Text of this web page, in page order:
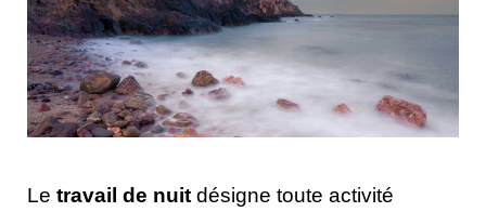
Le travail de nuit désigne toute activité